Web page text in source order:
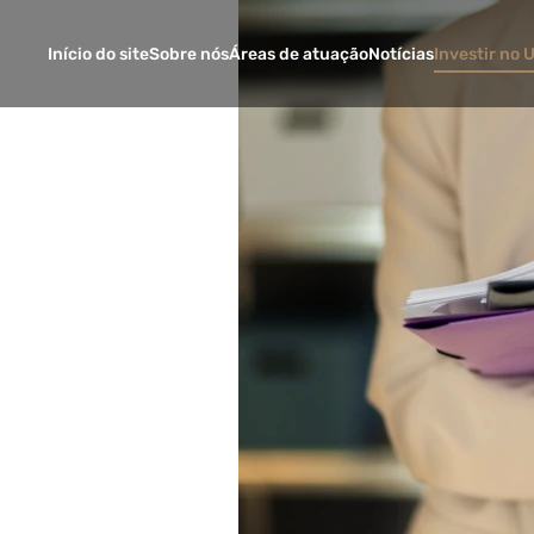
Início do siteSobre nósÁreas de atuaçãoNotíciasInvestir no